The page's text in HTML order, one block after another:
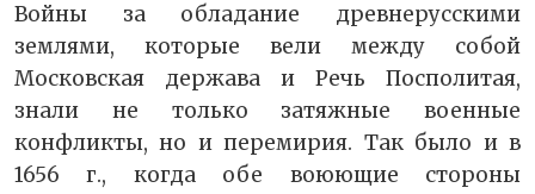
Войны за обладание древнерусскими
землями, которые вели между собой
Московская держава и Речь Посполитая,
знали не только затяжные военные
конфликты, но и перемирия. Так было и в
1656 г., когда обе воюющие стороны